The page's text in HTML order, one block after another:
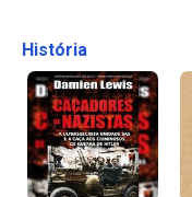
História